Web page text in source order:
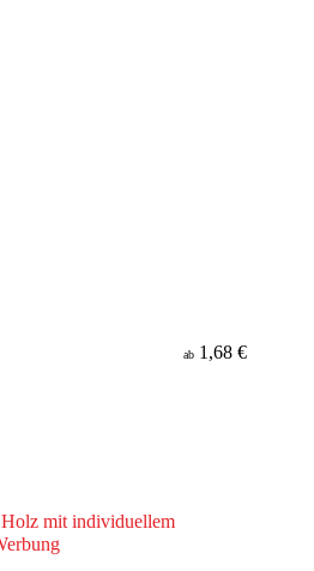
ab 1,68 €
mit individuellem